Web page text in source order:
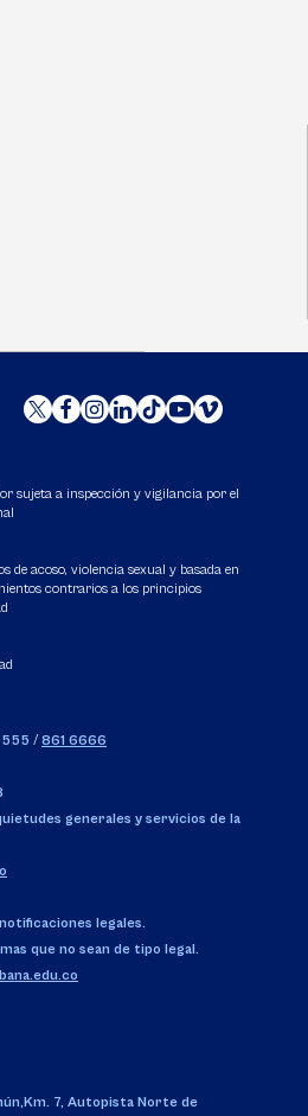
sujeta a inspección y vigilancia por el
de acoso, violencia sexual y basada en
contrarios a los principios
/ 861 6666
generales y servicios de la
legales.
que no sean de tipo legal.
Km. 7, Autopista Norte de